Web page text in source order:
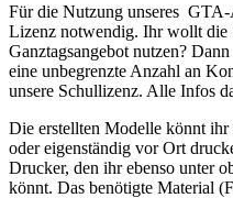
Für die Nutzung unseres
Lizenz notwendig. Ihr wollt die
Ganztagsangebot nutzen?
eine unbegrenzte Anzahl an
unsere Schullizenz. Alle Infos
Die erstellten Modelle könnt ihr
oder eigenständig vor Ort
Drucker, den ihr ebenso unter
könnt. Das benötigte Material